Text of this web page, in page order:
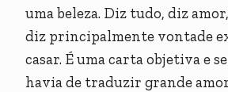
uma beleza. Diz tudo, diz
diz principalmente vontade
casar. É uma carta objetiva e
havia de traduzir grande